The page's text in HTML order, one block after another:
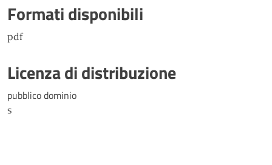
Formati disponibili
pdf
Licenza di distribuzione
pubblico dominio
s